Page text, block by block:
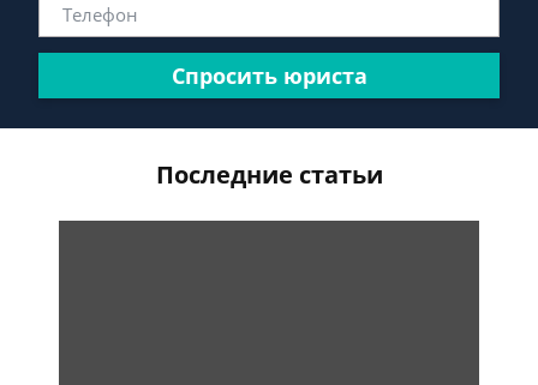
Спросить юриста
Последние статьи